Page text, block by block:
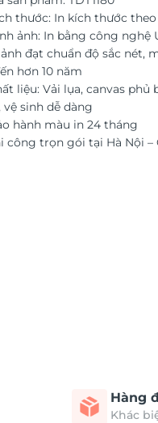
thước: In kích thước theo
ảnh: In bằng công nghệ
đạt chuẩn độ sắc nét,
hơn 10 năm
liệu: Vải lụa, canvas
vệ sinh dễ dàng
hành màu in 24 tháng
công trọn gói tại Hà Nội –
Hàng
Khác